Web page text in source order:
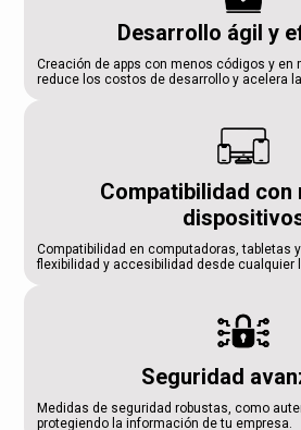
Desarrollo ágil y
Creación de apps con menos códigos y en
reduce los costos de desarrollo y acelera
Compatibilidad con
Compatibilidad en computadoras, tabletas
flexibilidad y accesibilidad desde cualquier
Seguridad
Medidas de seguridad robustas, como
protegiendo la información de tu empresa.